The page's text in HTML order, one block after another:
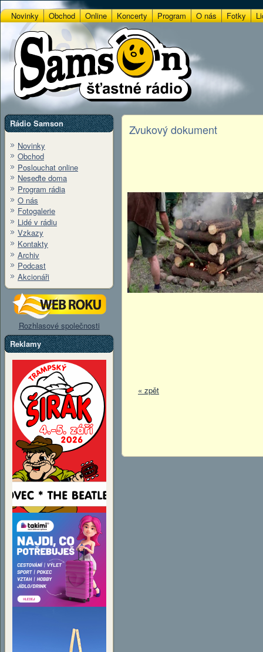
Novinky Obchod Online Koncerty Program O nás Fotky
Rádio Samson
Novinky
Obchod
Poslouchat online
Neseďte doma
Program rádia
O nás
Fotogalerie
Lidé v rádiu
Vzkazy
Kontakty
Archiv
Podcast
Akcionáři
Rozhlasové společnosti
Reklamy
Zvukový dokument
« zpět